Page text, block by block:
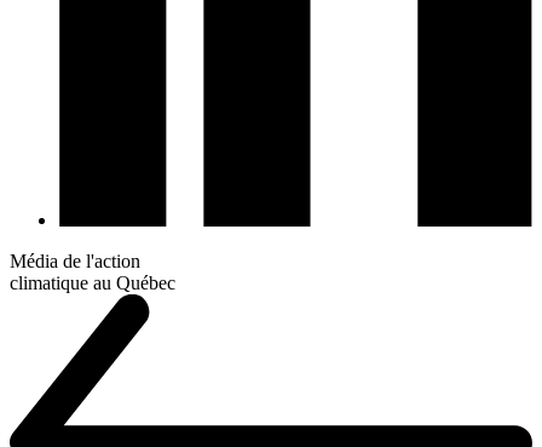
Média de l'action
climatique au Québec